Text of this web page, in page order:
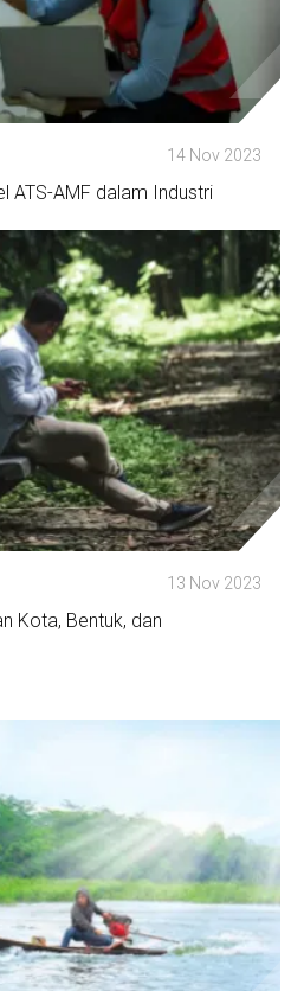
14 Nov 2023
ATS-AMF dalam Industri
13 Nov 2023
Kota, Bentuk, dan